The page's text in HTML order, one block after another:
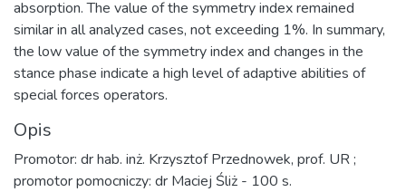
absorption. The value of the symmetry index remained
similar in all analyzed cases, not exceeding 1%. In summary,
the low value of the symmetry index and changes in the
stance phase indicate a high level of adaptive abilities of
special forces operators.
Opis
Promotor: dr hab. inż. Krzysztof Przednowek, prof. UR ;
promotor pomocniczy: dr Maciej Śliż - 100 s.